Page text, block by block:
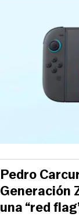
Pedro
Generación
una “red